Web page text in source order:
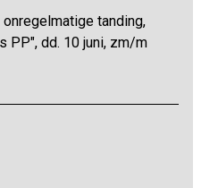
onregelmatige tanding,
PP", dd. 10 juni, zm/m